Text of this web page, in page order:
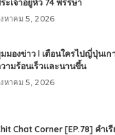
ะเจ้าอยู่หัว 74 พรรษา
หาคม 5, 2026
มองข่าว l เตือนใครไปญี่ปุ่นเก
ามร้อนเร็วและนานขึ้น
หาคม 5, 2026
Chat Corner [EP.78] คำเ